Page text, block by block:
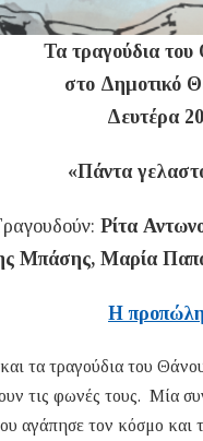
Τα τραγούδια
στο Δημοτικό
Δευτέρα
«Πάντα
Ρίτα
Μπάσης, Μαρία
Η
τα τραγούδια του
τις φωνές τους. Μία
αγάπησε τον κόσμο και